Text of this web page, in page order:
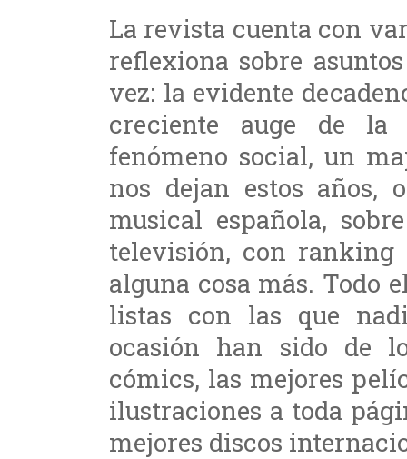
La revista cuenta con
reflexiona sobre
vez: la evidente
creciente auge de
fenómeno social, un
nos dejan estos años,
musical española,
televisión, con ranking
alguna cosa más. Todo
listas con las que
ocasión han sido de
cómics, las mejores
ilustraciones a toda
mejores discos